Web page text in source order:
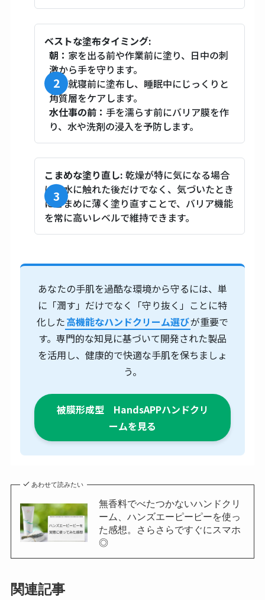
ベストな塗布タイミング:
朝： 家を出る前や作業前に塗り、日中の刺
激から手を守ります。
夜：就寝前に塗布し、睡眠中にじっくりと
角質層をケアします。
水仕事の前： 手を濡らす前にバリア膜を作
り、水や洗剤の浸入を予防します。
こまめな塗り直し: 乾燥が特に気になる場合
は、水に触れた後だけでなく、気づいたとき
にこまめに薄く塗り直すことで、バリア機能
を常に高いレベルで維持できます。
あなたの手肌を過酷な環境から守るには、単
に「潤す」だけでなく「守り抜く」ことに特
化した高機能なハンドクリーム選びが重要で
す。専門的な知見に基づいて開発された製品
を活用し、健康的で快適な手肌を保ちましょ
う。
被膜形成型 HandsAPPハンドクリ
ームを見る
あわせて読みたい
無香料でべたつかないハンドクリ
ーム、ハンズエーピーピーを使っ
た感想。さらさらですぐにスマホ
◎
関連記事